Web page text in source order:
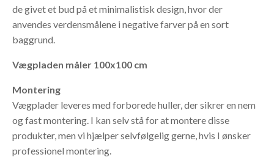
de givet et bud på et minimalistisk design, hvor der
anvendes verdensmålene i negative farver på en sort
baggrund.
Vægpladen måler 100x100 cm
Montering
Vægplader leveres med forborede huller, der sikrer en nem
og fast montering. I kan selv stå for at montere disse
produkter, men vi hjælper selvfølgelig gerne, hvis I ønsker
professionel montering.